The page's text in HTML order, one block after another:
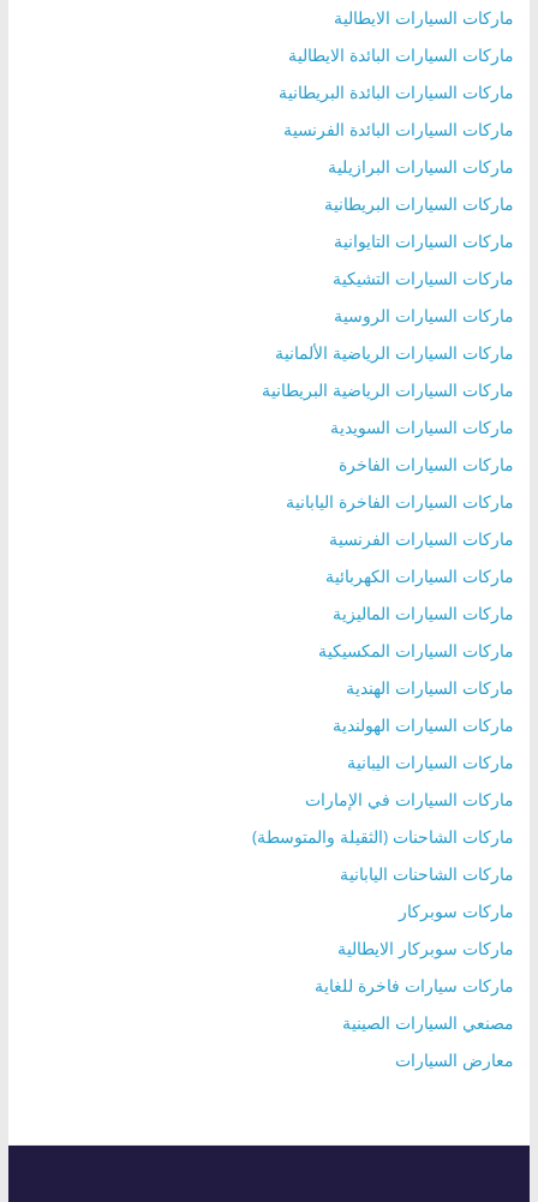
ماركات السيارات الايطالية
ماركات السيارات البائدة الايطالية
ماركات السيارات البائدة البريطانية
ماركات السيارات البائدة الفرنسية
ماركات السيارات البرازيلية
ماركات السيارات البريطانية
ماركات السيارات التايوانية
ماركات السيارات التشيكية
ماركات السيارات الروسية
ماركات السيارات الرياضية الألمانية
ماركات السيارات الرياضية البريطانية
ماركات السيارات السويدية
ماركات السيارات الفاخرة
ماركات السيارات الفاخرة اليابانية
ماركات السيارات الفرنسية
ماركات السيارات الكهربائية
ماركات السيارات الماليزية
ماركات السيارات المكسيكية
ماركات السيارات الهندية
ماركات السيارات الهولندية
ماركات السيارات اليبانية
ماركات السيارات في الإمارات
ماركات الشاحنات (الثقيلة والمتوسطة)
ماركات الشاحنات اليابانية
ماركات سوبركار
ماركات سوبركار الايطالية
ماركات سيارات فاخرة للغاية
مصنعي السيارات الصينية
معارض السيارات